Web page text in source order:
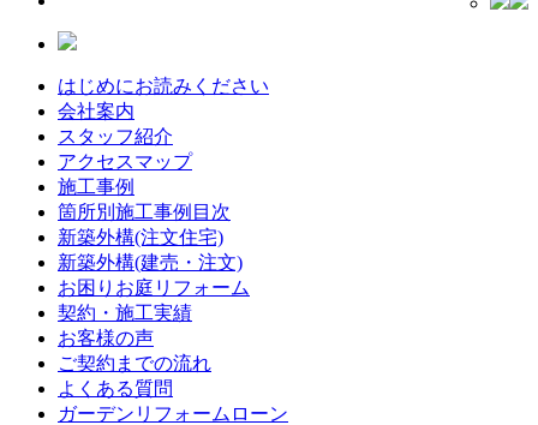
はじめにお読みください
会社案内
スタッフ紹介
アクセスマップ
施工事例
箇所別施工事例目次
新築外構(注文住宅)
新築外構(建売・注文)
お困りお庭リフォーム
契約・施工実績
お客様の声
ご契約までの流れ
よくある質問
ガーデンリフォームローン